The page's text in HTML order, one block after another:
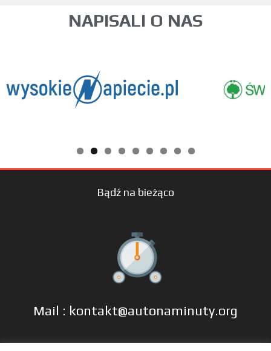
NAPISALI O NAS
Bądź na bieżąco
Mail : kontakt@autonaminuty.org